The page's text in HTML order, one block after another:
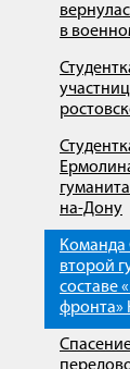
в
на-Дону
Команда
второй
составе
фронта»